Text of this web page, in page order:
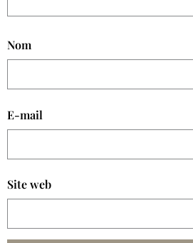
Nom
E-mail
Site web